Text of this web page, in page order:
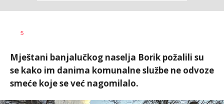
AUTOR
5
Mještani banjalučkog naselja Borik požalili su
se kako im danima komunalne službe ne odvoze
smeće koje se već nagomilalo.